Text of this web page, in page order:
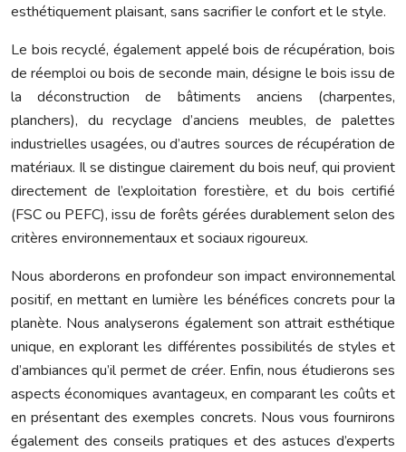
esthétiquement plaisant, sans sacrifier le confort et le style.
Le bois recyclé, également appelé bois de récupération, bois
de réemploi ou bois de seconde main, désigne le bois issu de
la déconstruction de bâtiments anciens (charpentes,
planchers), du recyclage d’anciens meubles, de palettes
industrielles usagées, ou d’autres sources de récupération de
matériaux. Il se distingue clairement du bois neuf, qui provient
directement de l’exploitation forestière, et du bois certifié
(FSC ou PEFC), issu de forêts gérées durablement selon des
critères environnementaux et sociaux rigoureux.
Nous aborderons en profondeur son impact environnemental
positif, en mettant en lumière les bénéfices concrets pour la
planète. Nous analyserons également son attrait esthétique
unique, en explorant les différentes possibilités de styles et
d’ambiances qu’il permet de créer. Enfin, nous étudierons ses
aspects économiques avantageux, en comparant les coûts et
en présentant des exemples concrets. Nous vous fournirons
également des conseils pratiques et des astuces d’experts